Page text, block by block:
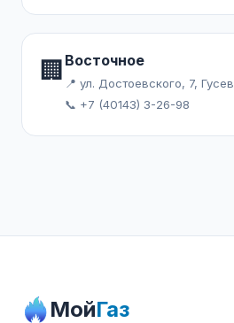
🏢 Восточное
📍 ул. Достоевского, 7, Гусев
📞 +7 (40143) 3-26-98
МойГаз